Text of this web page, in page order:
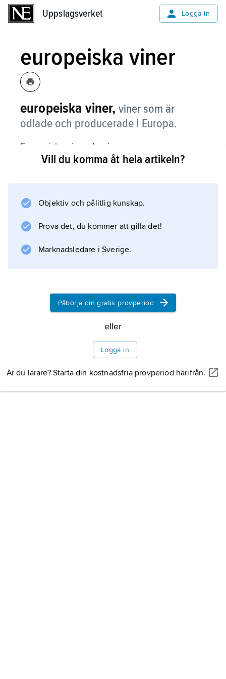
Uppslagsverket Logga in
europeiska viner
europeiska viner, viner som är
odlade och producerade i Europa.
Europeiska viner dominerar
världsproduktionen. EU producerar 63
överväldigande majoriteten av
procent av allt vin i världen.
EU:s klassificering av
Vill du komma åt hela artikeln?
Objektiv och pålitlig kunskap.
Prova det, du kommer att gilla det!
Marknadsledare i Sverige.
Påbörja din gratis provperiod
eller
Logga in
Är du lärare? Starta din kostnadsfria provperiod härifrån.